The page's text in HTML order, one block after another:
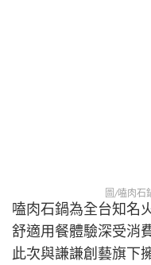
圖/嗑肉石
嗑肉石鍋為全台知名
舒適用餐體驗深受消
此次與謙謙創藝旗下